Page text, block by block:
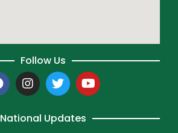
Follow Us
National Updates